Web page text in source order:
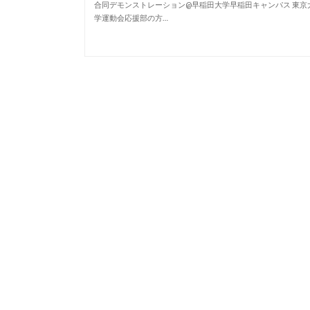
合同デモンストレーション@早稲田大学早稲田キャンパス 東京
学運動会応援部の方…